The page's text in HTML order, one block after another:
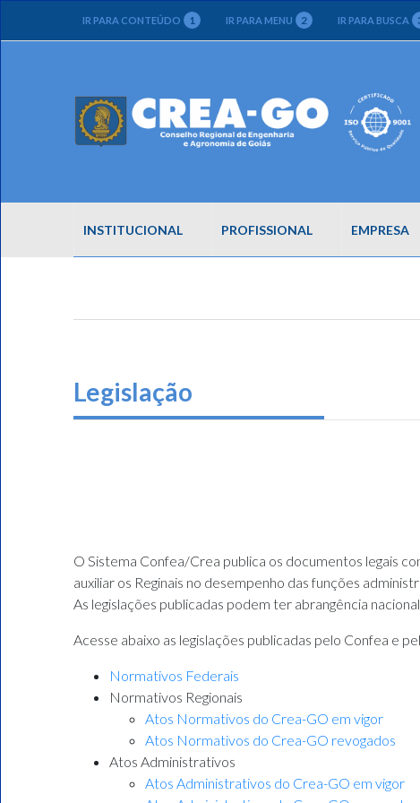
IR PARA CONTEÚDO 1 IR PARA MENU 2 IR PARA BUSCA
INSTITUCIONAL PROFISSIONAL EMPRESA
Legislação
O Sistema Confea/Crea publica os documentos legais
auxiliar os Reginais no desempenho das funções
As legislações publicadas podem ter abrangência
Acesse abaixo as legislações publicadas pelo Confea e
Normativos Federais
Normativos Regionais
Atos Normativos do Crea-GO em vigor
Atos Normativos do Crea-GO revogados
Atos Administrativos
Atos Administrativos do Crea-GO em vigor